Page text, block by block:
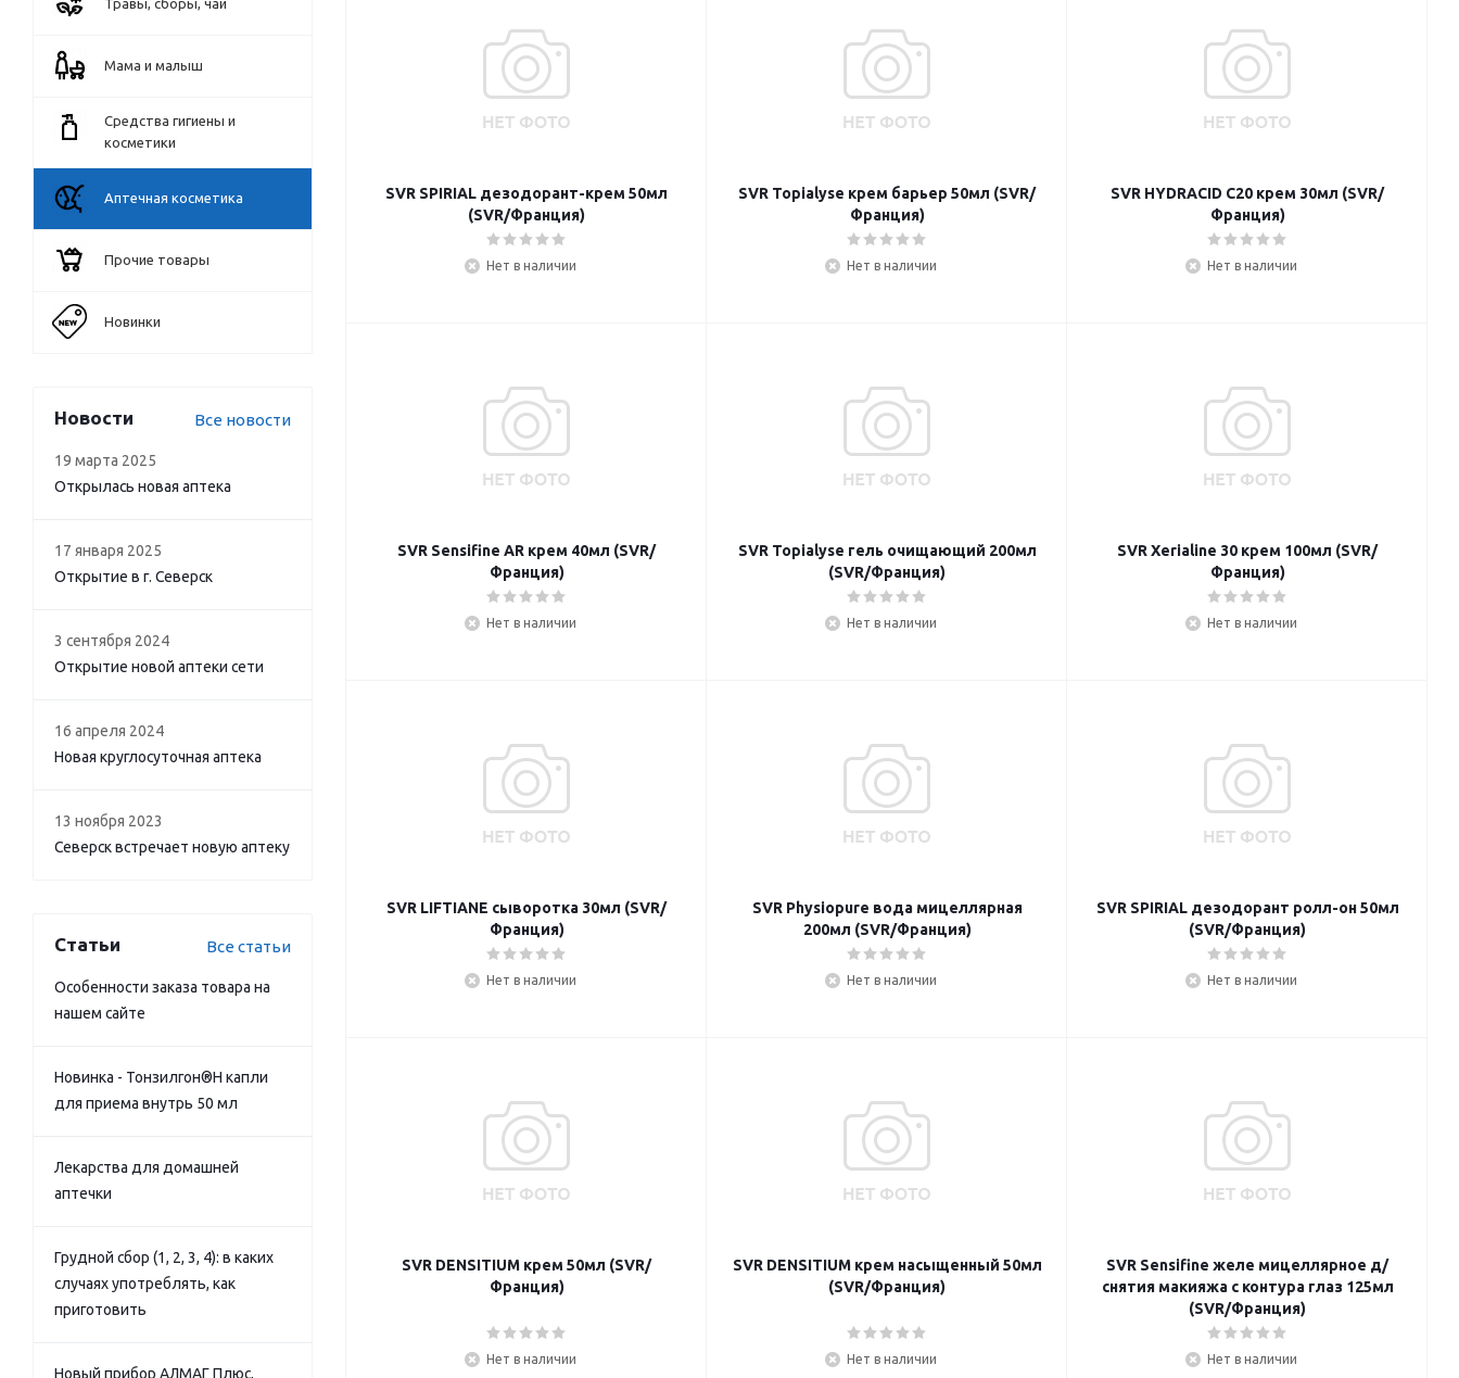
SVR SPIRIAL дезодорант-крем 50мл
(SVR/Франция)
Нет в наличии
SVR Topialyse крем барьер 50мл (SVR/
Франция)
Нет в наличии
SVR HYDRACID С20 крем 30мл (SVR/
Франция)
Нет в наличии
SVR Sensifine AR крем 40мл (SVR/
Франция)
Нет в наличии
SVR Topialyse гель очищающий 200мл
(SVR/Франция)
Нет в наличии
SVR Xerialine 30 крем 100мл (SVR/
Франция)
Нет в наличии
SVR LIFTIANE сыворотка 30мл (SVR/
Франция)
Нет в наличии
SVR Physiopure вода мицеллярная
200мл (SVR/Франция)
Нет в наличии
SVR SPIRIAL дезодорант ролл-он 50мл
(SVR/Франция)
Нет в наличии
SVR DENSITIUM крем 50мл (SVR/
Франция)
Нет в наличии
SVR DENSITIUM крем насыщенный 50мл
(SVR/Франция)
Нет в наличии
SVR Sensifine желе мицеллярное д/
снятия макияжа с контура глаз 125мл
(SVR/Франция)
Нет в наличии
Травы, сборы, чаи
Мама и малыш
Средства гигиены и
косметики
Аптечная косметика
Прочие товары
Новинки
Новости Все новости
19 марта 2025
Открылась новая аптека
17 января 2025
Открытие в г. Северск
3 сентября 2024
Открытие новой аптеки сети
16 апреля 2024
Новая круглосуточная аптека
13 ноября 2023
Северск встречает новую аптеку
Статьи Все статьи
Особенности заказа товара на
нашем сайте
Новинка - Тонзилгон®Н капли
для приема внутрь 50 мл
Лекарства для домашней
аптечки
Грудной сбор (1, 2, 3, 4): в каких
случаях употреблять, как
приготовить
Новый прибор АЛМАГ Плюс,